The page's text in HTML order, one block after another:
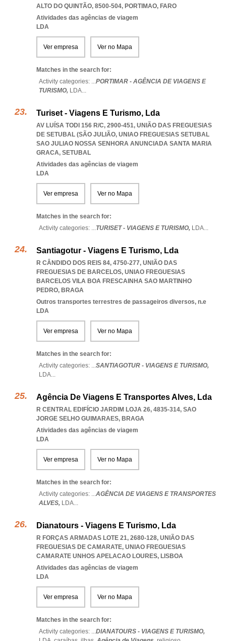
ALTO DO QUINTÃO, 8500-504, PORTIMAO, FARO
Atividades das agências de viagem
LDA
Ver empresa Ver no Mapa
Matches in the search for:
Activity categories: ...PORTIMAR - AGÊNCIA DE VIAGENS E
TURISMO, LDA...
Turiset - Viagens E Turismo, Lda
AV LUÍSA TODI 156 R/C, 2900-451, UNIÃO DAS FREGUESIAS
DE SETUBAL (SÃO JULIÃO, UNIAO FREGUESIAS SETUBAL
SAO JULIAO NOSSA SENHORA ANUNCIADA SANTA MARIA
GRACA, SETUBAL
Atividades das agências de viagem
LDA
Ver empresa Ver no Mapa
Matches in the search for:
Activity categories: ...TURISET - VIAGENS E TURISMO, LDA...
Santiagotur - Viagens E Turismo, Lda
R CÂNDIDO DOS REIS 84, 4750-277, UNIÃO DAS
FREGUESIAS DE BARCELOS, UNIAO FREGUESIAS
BARCELOS VILA BOA FRESCAINHA SAO MARTINHO
PEDRO, BRAGA
Outros transportes terrestres de passageiros diversos, n.e
LDA
Ver empresa Ver no Mapa
Matches in the search for:
Activity categories: ...SANTIAGOTUR - VIAGENS E TURISMO,
LDA...
Agência De Viagens E Transportes Alves, Lda
R CENTRAL EDIFÍCIO JARDIM LOJA 26, 4835-314, SAO
JORGE SELHO GUIMARAES, BRAGA
Atividades das agências de viagem
LDA
Ver empresa Ver no Mapa
Matches in the search for:
Activity categories: ...AGÊNCIA DE VIAGENS E TRANSPORTES
ALVES, LDA...
Dianatours - Viagens E Turismo, Lda
R FORÇAS ARMADAS LOTE 21, 2680-128, UNIÃO DAS
FREGUESIAS DE CAMARATE, UNIAO FREGUESIAS
CAMARATE UNHOS APELACAO LOURES, LISBOA
Atividades das agências de viagem
LDA
Ver empresa Ver no Mapa
Matches in the search for:
Activity categories: ...DIANATOURS - VIAGENS E TURISMO,